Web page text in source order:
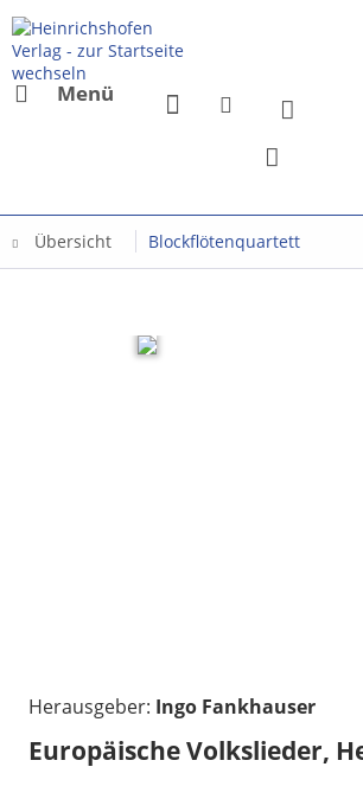
Menü
Übersicht Blockflötenquartett
Herausgeber: Ingo Fankhauser
Europäische Volkslieder,